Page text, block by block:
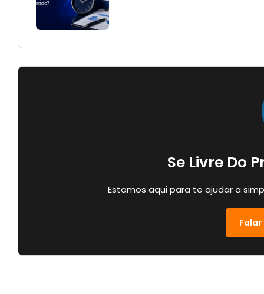
Se Livre Do
Estamos aqui para te ajudar a